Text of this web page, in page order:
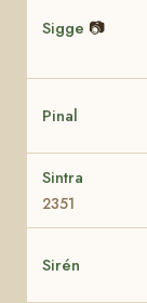
Sigge 📷
Pinal
Sintra
2351
Sirén